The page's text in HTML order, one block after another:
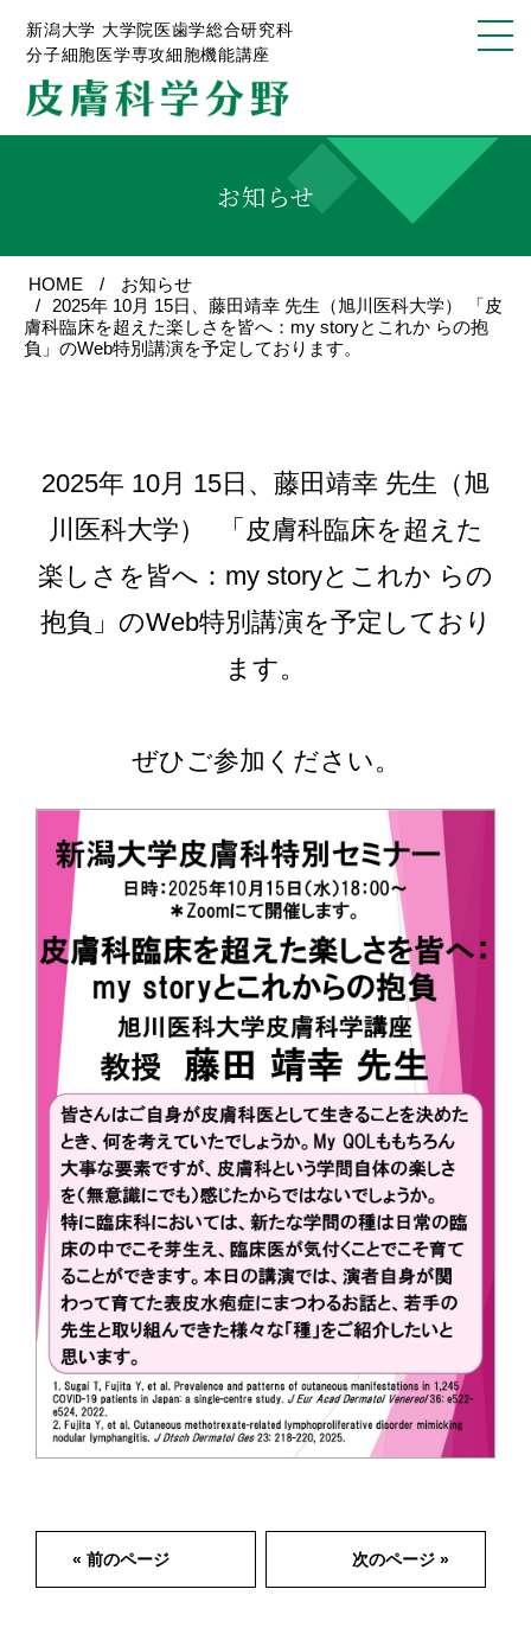
新潟大学 大学院医歯学総合研究科
分子細胞医学専攻細胞機能講座
お知らせ
HOME
お知らせ
2025年 10月 15日、藤田靖幸 先生（旭川医科大学） 「皮
膚科臨床を超えた楽しさを皆へ：my storyとこれか らの抱
負」のWeb特別講演を予定しております。
2025年 10月 15日、藤田靖幸 先生（旭
川医科大学） 「皮膚科臨床を超えた
楽しさを皆へ：my storyとこれか らの
抱負」のWeb特別講演を予定しており
ます。
ぜひご参加ください。
« 前のページ 次のページ »